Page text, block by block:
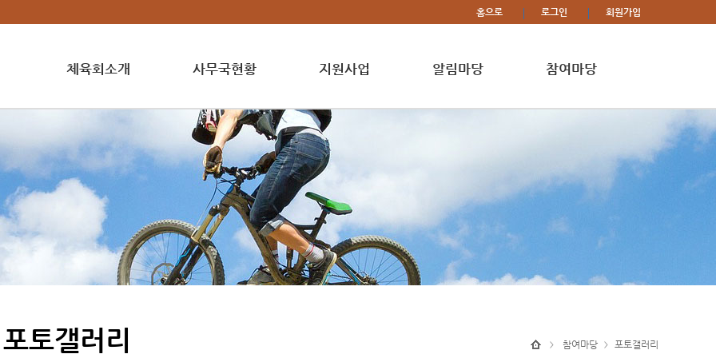
홈으로 로그인 회원가입
체육회소개 사무국현황 지원사업 알림마당 참여마당
포토갤러리 > 참여마당 > 포토갤러리